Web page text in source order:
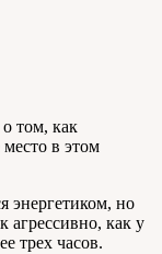
том, как
в этом
энергетиком, но
агрессивно, как у
трех часов.